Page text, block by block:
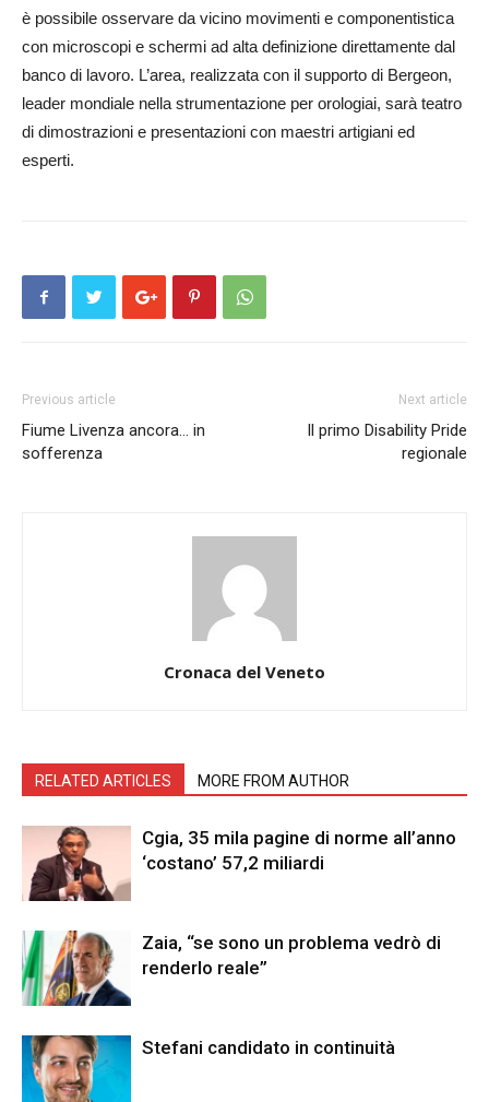
è possibile osservare da vicino movimenti e componentistica
con microscopi e schermi ad alta definizione direttamente dal
banco di lavoro. L’area, realizzata con il supporto di Bergeon,
leader mondiale nella strumentazione per orologiai, sarà teatro
di dimostrazioni e presentazioni con maestri artigiani ed
esperti.
Previous article
Fiume Livenza ancora… in
sofferenza
Next article
Il primo Disability Pride
regionale
Cronaca del Veneto
RELATED ARTICLES MORE FROM AUTHOR
Cgia, 35 mila pagine di norme all’anno
‘costano’ 57,2 miliardi
Zaia, “se sono un problema vedrò di
renderlo reale”
Stefani candidato in continuità